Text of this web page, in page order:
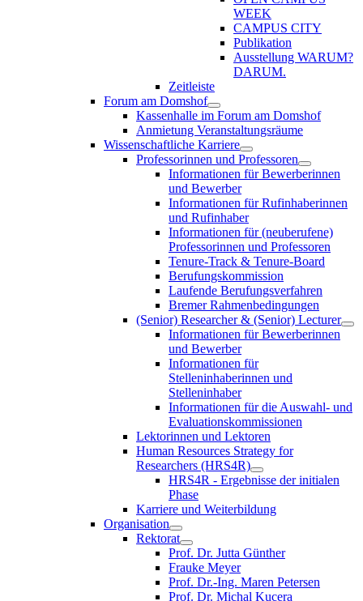
WEEK
CAMPUS CITY
Publikation
Ausstellung WARUM?
DARUM.
Zeitleiste
Forum am Domshof
Kassenhalle im Forum am Domshof
Anmietung Veranstaltungsräume
Wissenschaftliche Karriere
Professorinnen und Professoren
Informationen für Bewerberinnen
und Bewerber
Informationen für Rufinhaberinnen
und Rufinhaber
Informationen für (neuberufene)
Professorinnen und Professoren
Tenure-Track & Tenure-Board
Berufungskommission
Laufende Berufungsverfahren
Bremer Rahmenbedingungen
(Senior) Researcher & (Senior) Lecturer
Informationen für Bewerberinnen
und Bewerber
Informationen für
Stelleninhaberinnen und
Stelleninhaber
Informationen für die Auswahl- und
Evaluationskommissionen
Lektorinnen und Lektoren
Human Resources Strategy for
Researchers (HRS4R)
HRS4R - Ergebnisse der initialen
Phase
Karriere und Weiterbildung
Organisation
Rektorat
Prof. Dr. Jutta Günther
Frauke Meyer
Prof. Dr.-Ing. Maren Petersen
Prof. Dr. Michal Kucera